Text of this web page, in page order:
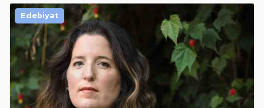
Edebiyat